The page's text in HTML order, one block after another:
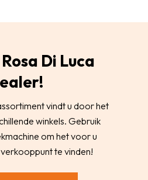
Di Luca
vindt u door het
winkels. Gebruik
om het voor u
te vinden!